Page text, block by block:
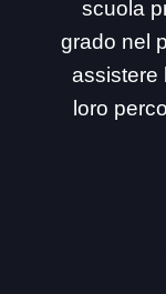
scuola
grado nel
assistere
loro